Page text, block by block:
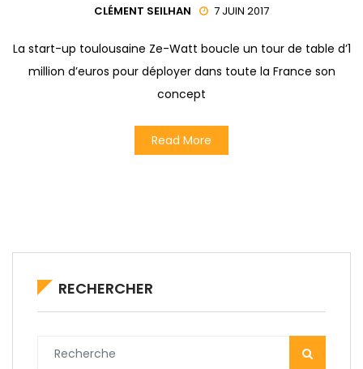
CLÉMENT SEILHAN 7 JUIN 2017
La start-up toulousaine Ze-Watt boucle un tour de table d’1
million d’euros pour déployer dans toute la France son
concept
Read More
RECHERCHER